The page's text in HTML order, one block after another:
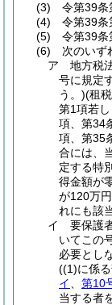
(3)
令第39
(4)
令第39
(5)
令第39
(6)
次のい
ア
地方税
号に規定
う。)(租
第1項若
項、第34
項、第35
合には、
定する特
得金額が
が120万
れにも該
イ
要保護
いてこの
必要とし
((1)に係
イ
第10
当する者